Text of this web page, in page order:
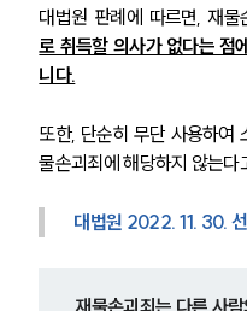
대법원 판례에 따르면, 재물
로 취득할 의사가 없다는 점
니다.
또한, 단순히 무단 사용하여
물손괴죄에 해당하지 않는다
대법원 2022. 11. 30.
재물손괴죄는 다른 사